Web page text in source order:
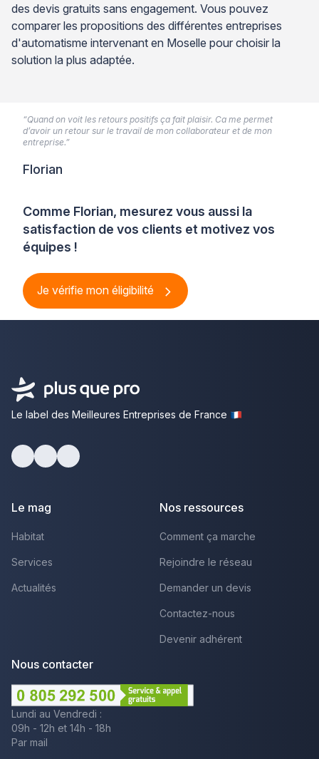
des devis gratuits sans engagement. Vous pouvez
comparer les propositions des différentes entreprises
d'automatisme intervenant en Moselle pour choisir la
solution la plus adaptée.
Comme Florian, mesurez vous aussi la
satisfaction de vos clients et motivez vos
équipes !
Je vérifie mon éligibilité
“Quand on voit les retours positifs ça fait plaisir. Ca me permet
d’avoir un retour sur le travail de mon collaborateur et de mon
entreprise.”
Florian
Le label des Meilleures Entreprises de France
Le mag
Habitat
Services
Actualités
Nos ressources
Comment ça marche
Rejoindre le réseau
Demander un devis
Contactez-nous
Devenir adhérent
Nous contacter
Lundi au Vendredi :
09h - 12h et 14h - 18h
Par mail